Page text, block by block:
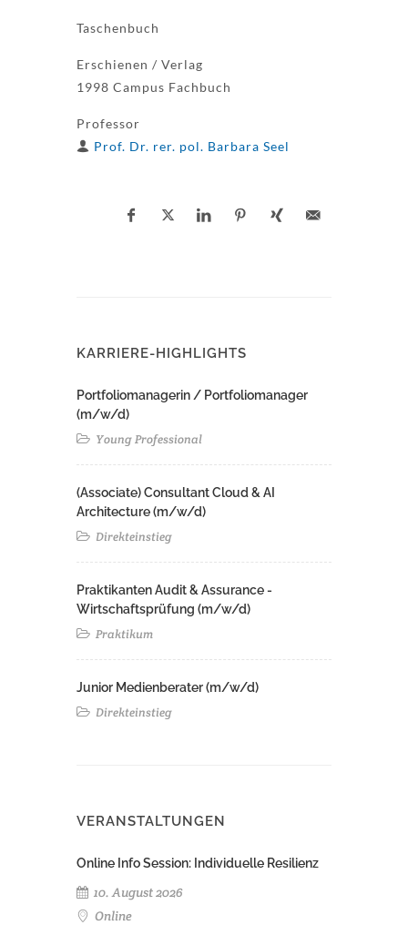
Taschenbuch
Erschienen / Verlag
1998 Campus Fachbuch
Professor
Prof. Dr. rer. pol. Barbara Seel
KARRIERE-HIGHLIGHTS
Portfoliomanagerin / Portfoliomanager
(m/w/d)
Young Professional
(Associate) Consultant Cloud & AI
Architecture (m/w/d)​ ​
Direkteinstieg
Praktikanten Audit & Assurance -
Wirtschaftsprüfung (m/w/d)
Praktikum
Junior Medienberater (m/w/d)
Direkteinstieg
VERANSTALTUNGEN
Online Info Session: Individuelle Resilienz
10. August 2026
Online